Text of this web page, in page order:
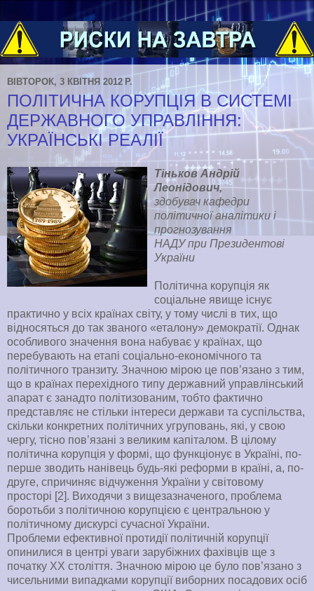
ВІВТОРОК, 3 КВІТНЯ 2012 Р.
ПОЛІТИЧНА КОРУПЦІЯ В СИСТЕМІ
ДЕРЖАВНОГО УПРАВЛІННЯ:
УКРАЇНСЬКІ РЕАЛІЇ
Тіньков Андрій
Леонідович,
здобувач кафедри
політичної аналітики і
прогнозування
НАДУ при Президентові
України
Політична корупція як
соціальне явище існує
практично у всіх країнах світу, у тому числі в тих, що
відносяться до так званого «еталону» демократії. Однак
особливого значення вона набуває у країнах, що
перебувають на етапі соціально-економічного та
політичного транзиту. Значною мірою це пов’язано з тим,
що в країнах перехідного типу державний управлінський
апарат є занадто політизованим, тобто фактично
представляє не стільки інтереси держави та суспільства,
скільки конкретних політичних угруповань, які, у свою
чергу, тісно пов’язані з великим капіталом. В цілому
політична корупція у формі, що функціонує в Україні, по-
перше зводить нанівець будь-які реформи в країні, а, по-
друге, спричиняє відчуження України у світовому
просторі [2]. Виходячи з вищезазначеного, проблема
боротьби з політичною корупцією є центральною у
політичному дискурсі сучасної України.
Проблеми ефективної протидії політичній корупції
опинилися в центрі уваги зарубіжних фахівців ще з
початку ХХ століття. Значною мірою це було пов’язано з
чисельними випадками корупції виборних посадових осіб